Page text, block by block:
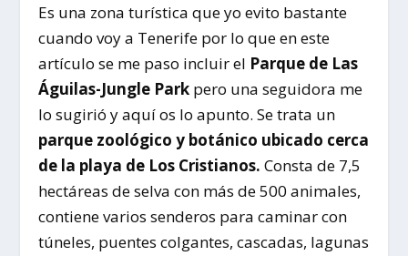
Es una zona turística que yo evito bastante
cuando voy a Tenerife por lo que en este
artículo se me paso incluir el Parque de Las
Águilas-Jungle Park pero una seguidora me
lo sugirió y aquí os lo apunto. Se trata un
parque zoológico y botánico ubicado cerca
de la playa de Los Cristianos. Consta de 7,5
hectáreas de selva con más de 500 animales,
contiene varios senderos para caminar con
túneles, puentes colgantes, cascadas, lagunas